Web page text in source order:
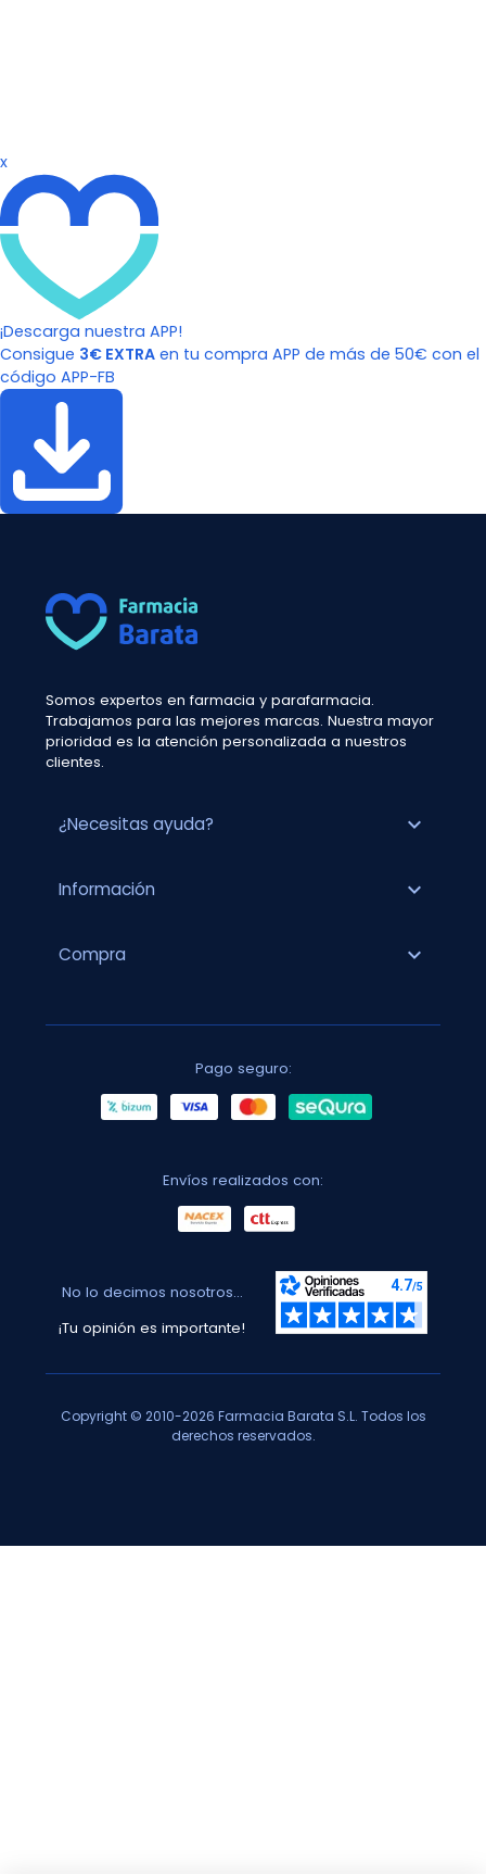
x
¡Descarga nuestra APP!
Consigue 3€ EXTRA en tu compra APP de más de 50€ con el
código APP-FB
Somos expertos en farmacia y parafarmacia.
Trabajamos para las mejores marcas. Nuestra mayor
prioridad es la atención personalizada a nuestros
clientes.
¿Necesitas ayuda? expand_more
Información expand_more
Compra expand_more
Pago seguro:
Envíos realizados con:
No lo decimos nosotros...
¡Tu opinión es importante!
Copyright © 2010-2026 Farmacia Barata S.L. Todos los
derechos reservados.